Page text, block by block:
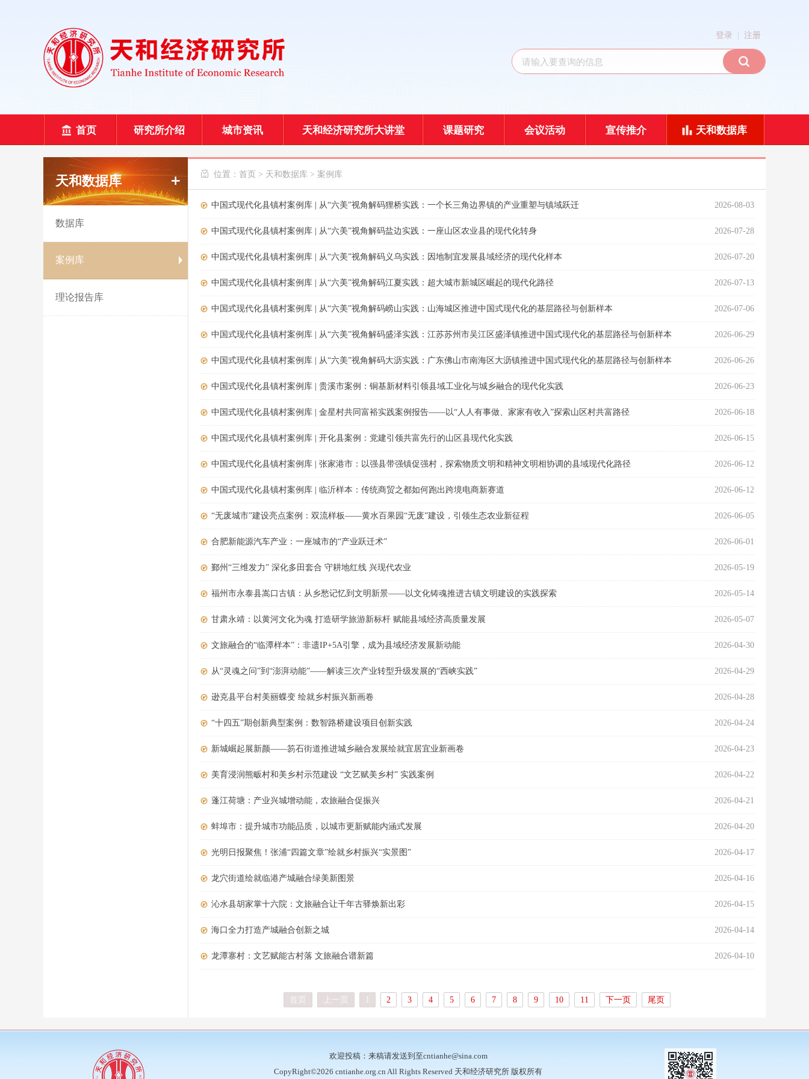
登录 | 注册
首页 研究所介绍 城市资讯 天和经济研究所大讲堂 课题研究 会议活动 宣传推介 天和数据库
天和数据库
数据库
案例库
理论报告库
 位置： 首页 > 天和数据库 > 案例库
中国式现代化县镇村案例库 | 从“六美”视角解码狸桥实践：一个长三角边界镇的产业重塑与镇域跃迁 2026-08-03
中国式现代化县镇村案例库 | 从“六美”视角解码盐边实践：一座山区农业县的现代化转身 2026-07-28
中国式现代化县镇村案例库 | 从“六美”视角解码义乌实践：因地制宜发展县域经济的现代化样本 2026-07-20
中国式现代化县镇村案例库 | 从“六美”视角解码江夏实践：超大城市新城区崛起的现代化路径 2026-07-13
中国式现代化县镇村案例库 | 从“六美”视角解码崂山实践：山海城区推进中国式现代化的基层路径与创新样本 2026-07-06
中国式现代化县镇村案例库 | 从“六美”视角解码盛泽实践：江苏苏州市吴江区盛泽镇推进中国式现代化的基层路径与创新样本 2026-06-29
中国式现代化县镇村案例库 | 从“六美”视角解码大沥实践：广东佛山市南海区大沥镇推进中国式现代化的基层路径与创新样本 2026-06-26
中国式现代化县镇村案例库 | 贵溪市案例：铜基新材料引领县域工业化与城乡融合的现代化实践 2026-06-23
中国式现代化县镇村案例库 | 金星村共同富裕实践案例报告——以“人人有事做、家家有收入”探索山区村共富路径 2026-06-18
中国式现代化县镇村案例库 | 开化县案例：党建引领共富先行的山区县现代化实践 2026-06-15
中国式现代化县镇村案例库 | 张家港市：以强县带强镇促强村，探索物质文明和精神文明相协调的县域现代化路径 2026-06-12
中国式现代化县镇村案例库 | 临沂样本：传统商贸之都如何跑出跨境电商新赛道 2026-06-12
“无废城市”建设亮点案例：双流样板——黄水百果园“无废”建设，引领生态农业新征程 2026-06-05
合肥新能源汽车产业：一座城市的“产业跃迁术” 2026-06-01
鄞州“三维发力” 深化多田套合 守耕地红线 兴现代农业 2026-05-19
福州市永泰县嵩口古镇：从乡愁记忆到文明新景——以文化铸魂推进古镇文明建设的实践探索 2026-05-14
甘肃永靖：以黄河文化为魂 打造研学旅游新标杆 赋能县域经济高质量发展 2026-05-07
文旅融合的“临潭样本”：非遗IP+5A引擎，成为县域经济发展新动能 2026-04-30
从“灵魂之问”到“澎湃动能”——解读三次产业转型升级发展的“西峡实践” 2026-04-29
逊克县平台村美丽蝶变 绘就乡村振兴新画卷 2026-04-28
“十四五”期创新典型案例：数智路桥建设项目创新实践 2026-04-24
新城崛起展新颜——笏石街道推进城乡融合发展绘就宜居宜业新画卷 2026-04-23
美育浸润熊畈村和美乡村示范建设 “文艺赋美乡村” 实践案例 2026-04-22
蓬江荷塘：产业兴城增动能，农旅融合促振兴 2026-04-21
蚌埠市：提升城市功能品质，以城市更新赋能内涵式发展 2026-04-20
光明日报聚焦！张浦“四篇文章”绘就乡村振兴“实景图” 2026-04-17
龙穴街道绘就临港产城融合绿美新图景 2026-04-16
沁水县胡家掌十六院：文旅融合让千年古驿焕新出彩 2026-04-15
海口全力打造产城融合创新之城 2026-04-14
龙潭寨村：文艺赋能古村落 文旅融合谱新篇 2026-04-10
首页 上一页 2 3 4 5 6 7 8 9 10 11 下一页 尾页
欢迎投稿：来稿请发送到至cntianhe@sina.com
CopyRight©2026 cntianhe.org.cn All Rights Reserved 天和经济研究所 版权所有